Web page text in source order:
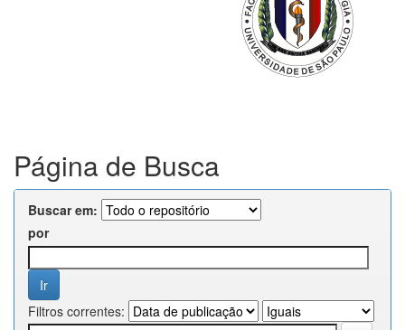
Página de Busca
Buscar em:
por
Filtros correntes: